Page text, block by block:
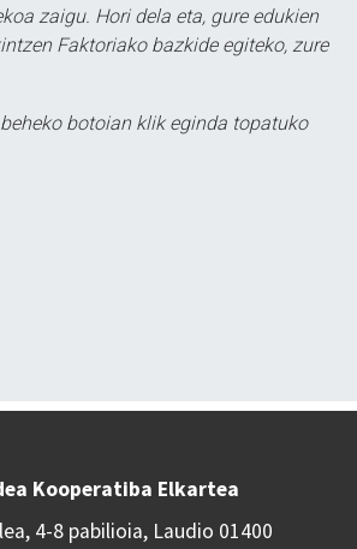
zaigu. Hori dela eta, gure edukien
Faktoriako bazkide egiteko, zure
botoian klik eginda topatuko
Kooperatiba Elkartea
4-8 pabilioia, Laudio 01400